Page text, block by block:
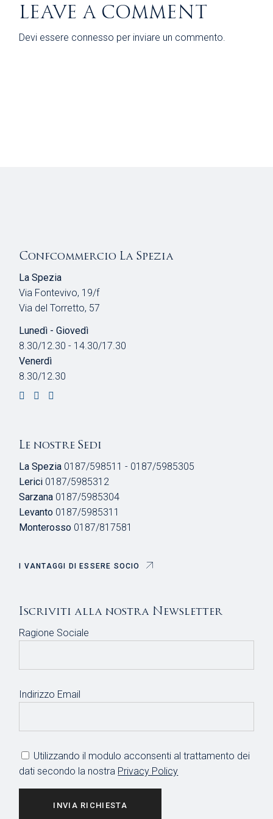
LEAVE A COMMENT
Devi essere connesso per inviare un commento.
Confcommercio La Spezia
La Spezia
Via Fontevivo, 19/f
Via del Torretto, 57
Lunedì - Giovedì
8.30/12.30 - 14.30/17.30
Venerdì
8.30/12.30
Le nostre Sedi
La Spezia 0187/598511 - 0187/5985305
Lerici 0187/5985312
Sarzana 0187/5985304
Levanto 0187/5985311
Monterosso 0187/817581
I VANTAGGI DI ESSERE SOCIO
Iscriviti alla nostra Newsletter
Ragione Sociale
Indirizzo Email
Utilizzando il modulo acconsenti al trattamento dei
dati secondo la nostra Privacy Policy
INVIA RICHIESTA